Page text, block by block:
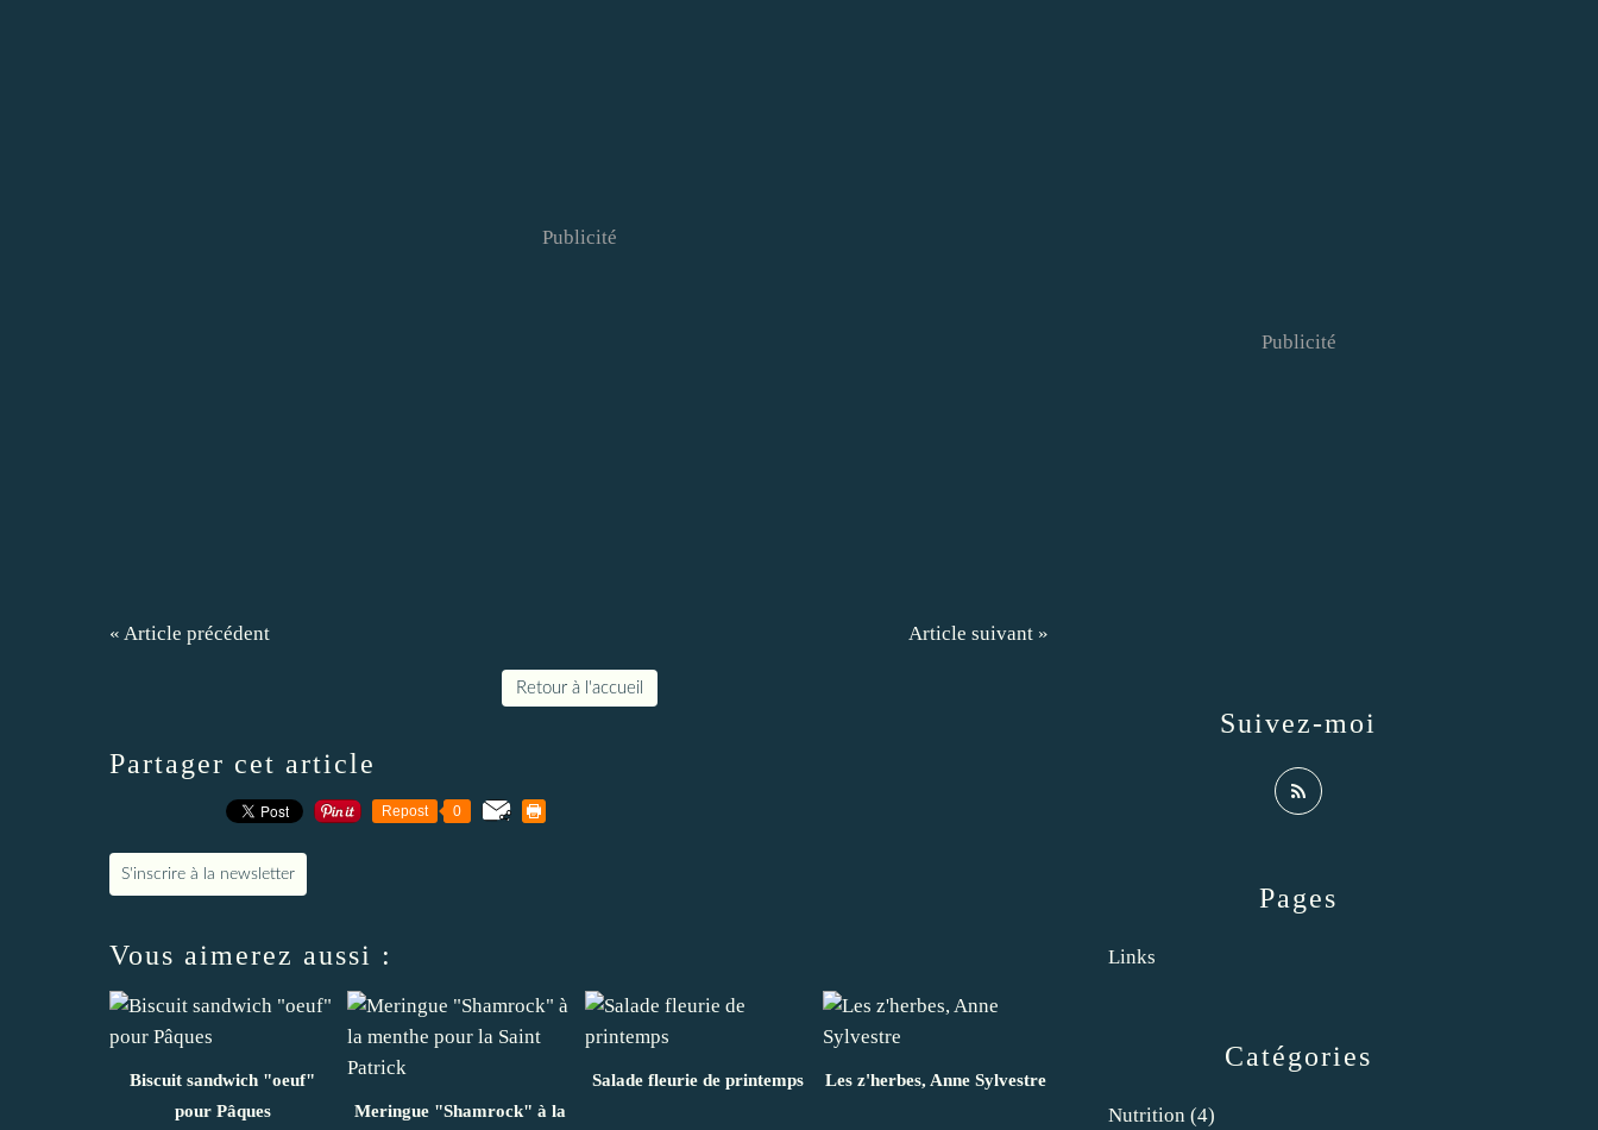
Publicité
« Article précédent Article suivant »
Retour à l'accueil
Partager cet article
Repost 0
S'inscrire à la newsletter
Vous aimerez aussi :
Biscuit sandwich "oeuf"
pour Pâques
Meringue "Shamrock" à la
Salade fleurie de printemps Les z'herbes, Anne Sylvestre
Catégories
Nutrition (4)
Pages
Links
Suivez-moi
Publicité